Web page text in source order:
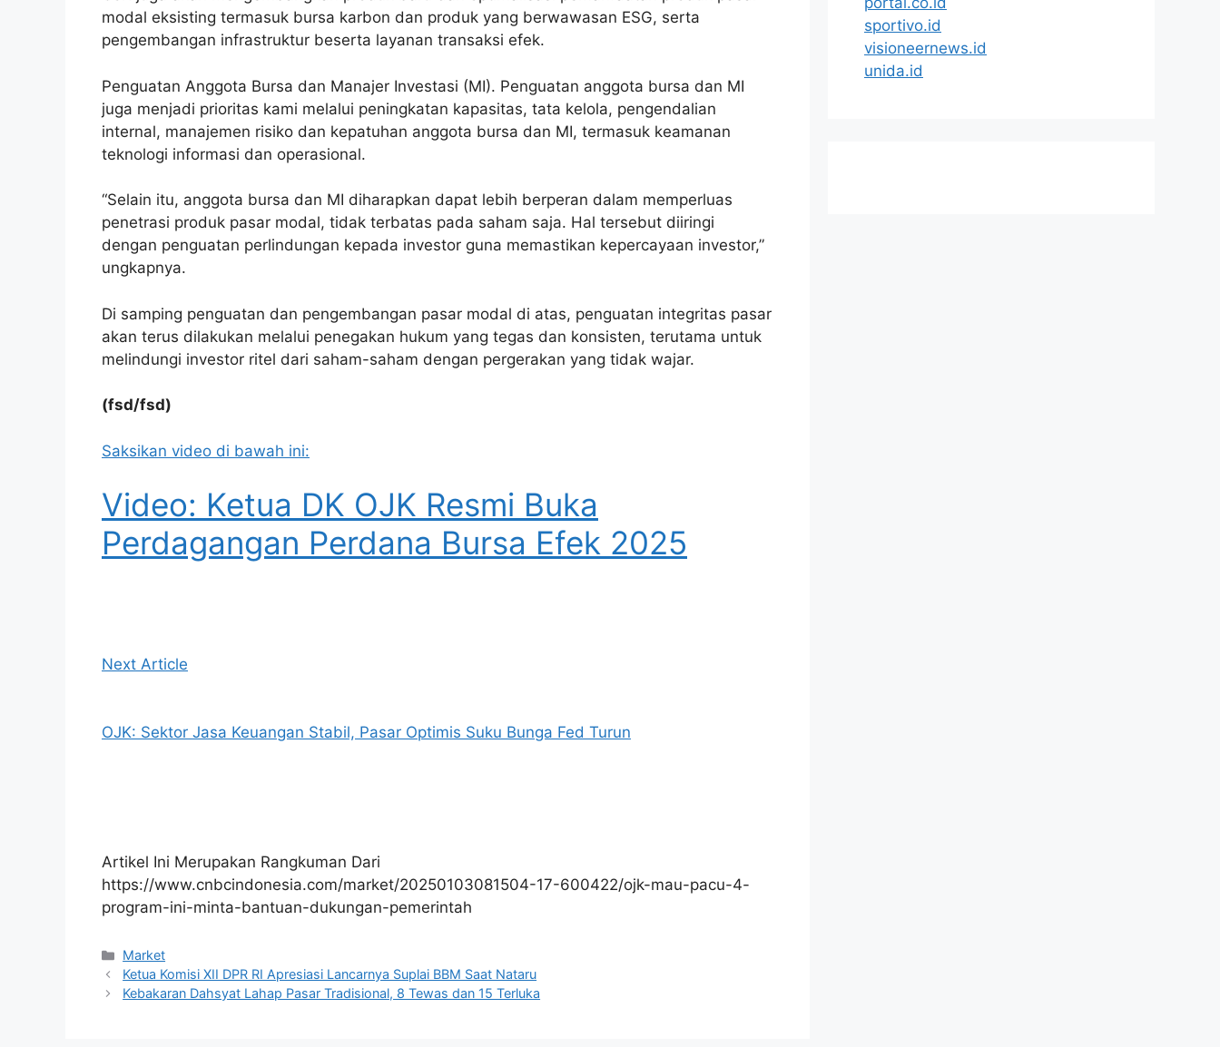
modal eksisting termasuk bursa karbon dan produk yang berwawasan ESG, serta
pengembangan infrastruktur beserta layanan transaksi efek.
Penguatan Anggota Bursa dan Manajer Investasi (MI). Penguatan anggota bursa dan MI
juga menjadi prioritas kami melalui peningkatan kapasitas, tata kelola, pengendalian
internal, manajemen risiko dan kepatuhan anggota bursa dan MI, termasuk keamanan
teknologi informasi dan operasional.
“Selain itu, anggota bursa dan MI diharapkan dapat lebih berperan dalam memperluas
penetrasi produk pasar modal, tidak terbatas pada saham saja. Hal tersebut diiringi
dengan penguatan perlindungan kepada investor guna memastikan kepercayaan investor,”
ungkapnya.
Di samping penguatan dan pengembangan pasar modal di atas, penguatan integritas pasar
akan terus dilakukan melalui penegakan hukum yang tegas dan konsisten, terutama untuk
melindungi investor ritel dari saham-saham dengan pergerakan yang tidak wajar.
(fsd/fsd)
Saksikan video di bawah ini:
Video: Ketua DK OJK Resmi Buka
Perdagangan Perdana Bursa Efek 2025
Next Article
OJK: Sektor Jasa Keuangan Stabil, Pasar Optimis Suku Bunga Fed Turun
Artikel Ini Merupakan Rangkuman Dari
https://www.cnbcindonesia.com/market/20250103081504-17-600422/ojk-mau-pacu-4-
program-ini-minta-bantuan-dukungan-pemerintah
Kategori
Market
Ketua Komisi XII DPR RI Apresiasi Lancarnya Suplai BBM Saat Nataru
Kebakaran Dahsyat Lahap Pasar Tradisional, 8 Tewas dan 15 Terluka
sportivo.id
visioneernews.id
unida.id